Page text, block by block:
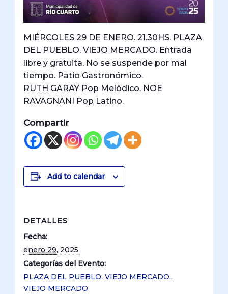
MIÉRCOLES 29 DE ENERO. 21.30HS. PLAZA
DEL PUEBLO. VIEJO MERCADO. Entrada
libre y gratuita. No se suspende por mal
tiempo. Patio Gastronómico.
RUTH GARAY Pop Melódico. NOE
RAVAGNANI Pop Latino.
Compartir
Add to calendar
DETALLES
Fecha:
enero 29, 2025
Categorías del Evento:
PLAZA DEL PUEBLO. VIEJO MERCADO.,
VIEJO MERCADO